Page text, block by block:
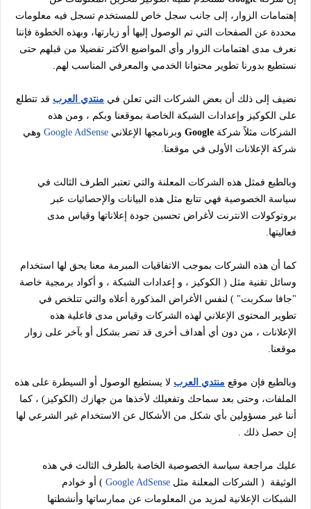
إهتمامات الزوار، إلى جانب سجل خاص للمستخدم تسجل فيه معلومات
محددة عن الصفحات التي تم الوصول إليها أو زيارتها، وبهذه الخطوة فإننا
نعرف مدى اهتمامات الزوار وأي المواضيع الأكثر تفضيلا من قبلهم حتى
نستطيع بدورنا تطوير محتوانا الخدمي والمعرفي المناسب لهم.
نضيف إلى ذلك أن بعض الشركات التي تعلن في منتدي العرب قد تتطلع
على الكوكيز وإعدادات الشبكة الخاصة بموقعنا وبكم ، ومن هذه
الشركات مثلاً شركة Google وبرنامجها الإعلاني Google AdSense وهي
شركة الإعلانات الأولى في موقعنا.
وبالطبع فمثل هذه الشركات المعلنة والتي تعتبر الطرف الثالث في
سياسة الخصوصية فهي تتابع مثل هذه البيانات والإحصائيات عبر
بروتوكولات الانترنت لأغراض تحسين جودة إعلاناتها وقياس مدى
فعاليتها.
كما أن هذه الشركات بموجب الاتفاقيات المبرمة معنا يحق لها استخدام
وسائل تقنية مثل ( الكوكيز ، و إعدادات الشبكة ، و أكواد برمجية خاصة
"جافا سكربت" ) لنفس الأغراض المذكورة أعلاه والتي تتلخص في
تطوير المحتوى الإعلاني لهذه الشركات وقياس مدى فاعلية هذه
الإعلانات ، من دون أي أهداف أخرى قد تضر بشكل أو بآخر على زوار
موقعنا.
وبالطبع فإن موقع منتدي العرب لا يستطيع الوصول أو السيطرة على هذه
الملفات، وحتى بعد سماحك وتفعيلك لأخذها من جهازك (الكوكيز) ، كما
أننا غير مسؤولين بأي شكل من الأشكال عن الاستخدام غير الشرعي لها
إن حصل ذلك .
عليك مراجعة سياسة الخصوصية الخاصة بالطرف الثالث في هذه
الوثيقة ( الشركات المعلنة مثل Google AdSense ) أو خوادم
الشبكات الإعلانية لمزيد من المعلومات عن ممارساتها وأنشطتها